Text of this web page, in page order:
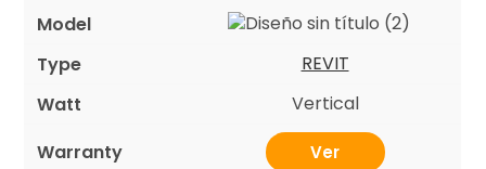
REVIT
Vertical
Ver